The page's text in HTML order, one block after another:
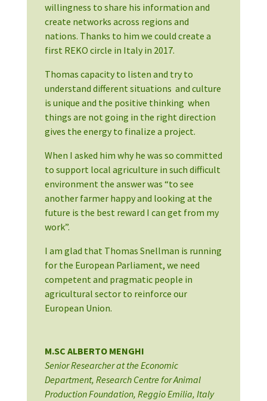
willingness to share his information and
create networks across regions and
nations. Thanks to him we could create a
first REKO circle in Italy in 2017.
Thomas capacity to listen and try to
understand different situations and culture
is unique and the positive thinking when
things are not going in the right direction
gives the energy to finalize a project.
When I asked him why he was so committed
to support local agriculture in such difficult
environment the answer was “to see
another farmer happy and looking at the
future is the best reward I can get from my
work”.
I am glad that Thomas Snellman is running
for the European Parliament, we need
competent and pragmatic people in
agricultural sector to reinforce our
European Union.
M.SC ALBERTO MENGHI
Senior Researcher at the Economic
Department, Research Centre for Animal
Production Foundation, Reggio Emilia, Italy